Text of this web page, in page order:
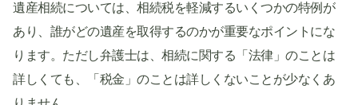
遺産相続については、相続税を軽減するいくつかの特例が
あり、誰がどの遺産を取得するのかが重要なポイントにな
ります。ただし弁護士は、相続に関する「法律」のことは
詳しくても、「税金」のことは詳しくないことが少なくあ